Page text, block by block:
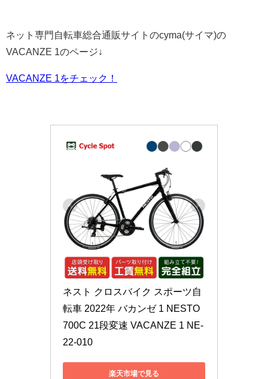
ネット専門自転車総合通販サイトのcyma(サイマ)の
VACANZE 1のページ↓
VACANZE 1をチェック！
ネスト クロスバイク スポーツ自
転車 2022年 バカンゼ 1 NESTO
700C 21段変速 VACANZE 1 NE-
22-010
楽天市場で見る